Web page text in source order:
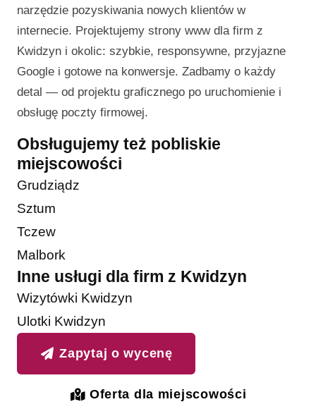
narzędzie pozyskiwania nowych klientów w
internecie. Projektujemy strony www dla firm z
Kwidzyn i okolic: szybkie, responsywne, przyjazne
Google i gotowe na konwersje. Zadbamy o każdy
detal — od projektu graficznego po uruchomienie i
obsługę poczty firmowej.
Obsługujemy też pobliskie
miejscowości
Grudziądz
Sztum
Tczew
Malbork
Inne usługi dla firm z Kwidzyn
Wizytówki Kwidzyn
Ulotki Kwidzyn
Zapytaj o wycenę
Oferta dla miejscowości